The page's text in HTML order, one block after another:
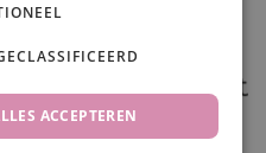
ACCEPTEREN